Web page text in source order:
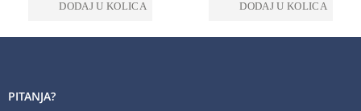
DODAJ U KOLICA DODAJ U KOLICA
PITANJA?